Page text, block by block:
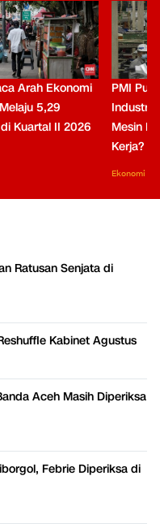
Arah Ekonomi
5,29
Kuartal II 2026
PMI
Industri
Mesin
Kerja?
Ekonomi
Ratusan Senjata di
Kabinet Agustus
Aceh Masih Diperiksa
Febrie Diperiksa di